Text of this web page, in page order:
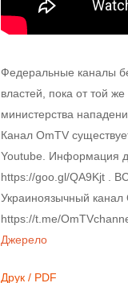
Федеральные каналы
властей, пока от той
министерства
Канал OmTV
Youtube. Информация
https://goo.gl/QA9Kjt .
Украиноязычный канал
https://t.me/
Джерело
Друк / PDF